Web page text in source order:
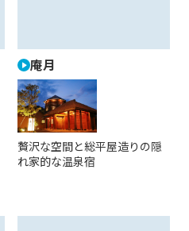
庵月
贅沢な空間と総平屋造りの隠
れ家的な温泉宿